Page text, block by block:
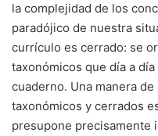
la complejidad de los
paradójico de nuestra
currículo es cerrado: se
taxonómicos que día a
cuaderno. Una manera
taxonómicos y cerrados
presupone precisamente